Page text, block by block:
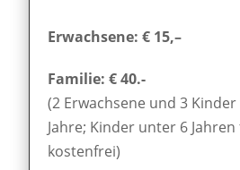
Erwachsene: € 15,–
Familie: € 40.-
(2 Erwachsene und 3
Jahre; Kinder unter 6
kostenfrei)